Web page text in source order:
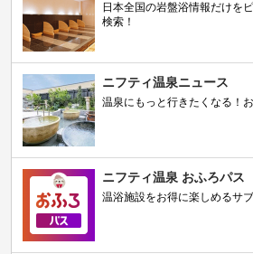
日本全国の岩盤浴情報だけを
検索！
ニフティ温泉ニュース
温泉にもっと行きたくなる！
ニフティ温泉 おふろパス
温浴施設をお得に楽しめるサ